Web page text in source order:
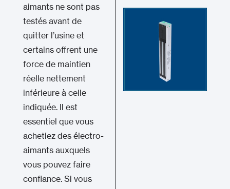
aimants ne sont pas
testés avant de
quitter l’usine et
certains offrent une
force de maintien
réelle nettement
inférieure à celle
indiquée. Il est
essentiel que vous
achetiez des électro-
aimants auxquels
vous pouvez faire
confiance. Si vous